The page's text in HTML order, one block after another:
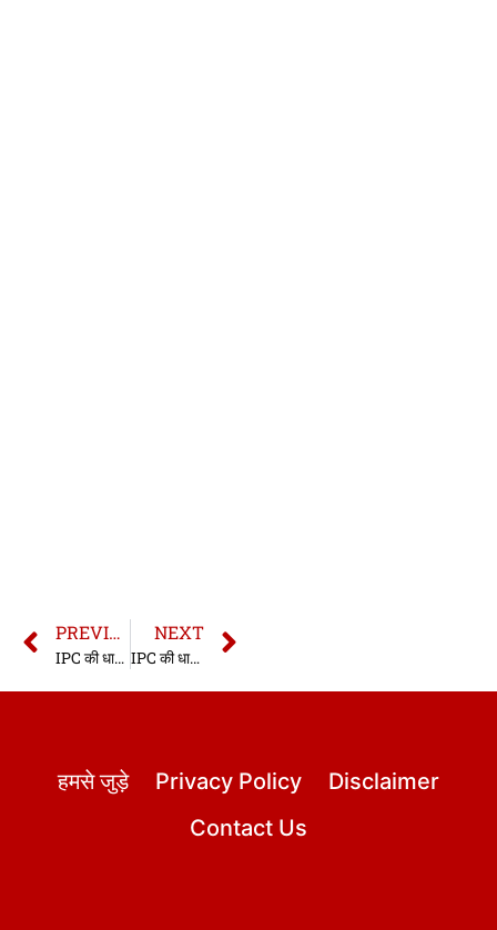
PREVIOUS
IPC की धारा 333 | धारा 333 भारतीय दण्ड संहिता | IPC Section 333 In Hindi
NEXT
IPC की धारा 335 | धारा 335 भारतीय दण्ड संहिता | IPC Section 335 In Hindi
हमसे जुड़े Privacy Policy
Disclaimer
Contact Us